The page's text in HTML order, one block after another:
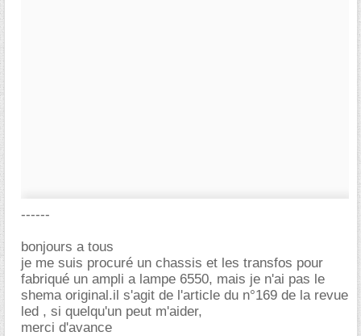
------
bonjours a tous
je me suis procuré un chassis et les transfos pour
fabriqué un ampli a lampe 6550, mais je n'ai pas le
shema original.il s'agit de l'article du n°169 de la revue
led , si quelqu'un peut m'aider,
merci d'avance